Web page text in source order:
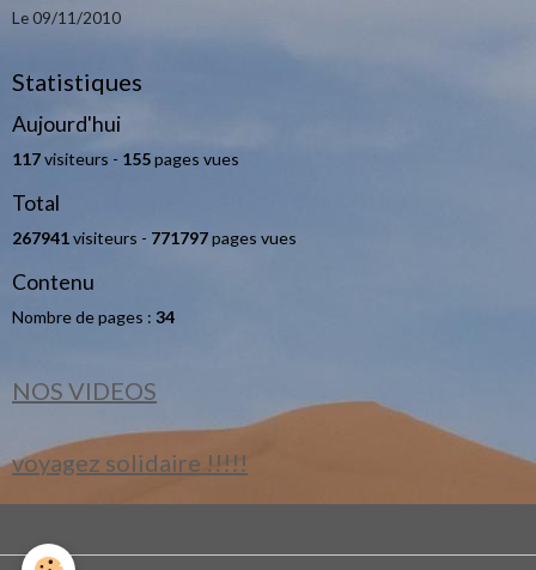
Le 09/11/2010
Statistiques
Aujourd'hui
117visiteurs - 155pages vues
Total
267941visiteurs - 771797pages vues
Contenu
Nombre de pages : 34
NOS VIDEOS
voyagez solidaire !!!!!